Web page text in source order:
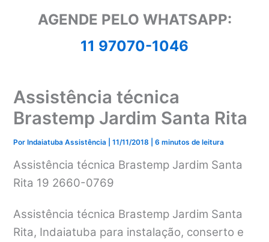
AGENDE PELO WHATSAPP:
11 97070-1046
Assistência técnica
Brastemp Jardim Santa Rita
Por Indaiatuba Assistência |11/11/2018 |6 minutos de leitura
Assistência técnica Brastemp Jardim Santa
Rita 19 2660-0769
Assistência técnica Brastemp Jardim Santa
Rita, Indaiatuba para instalação, conserto e